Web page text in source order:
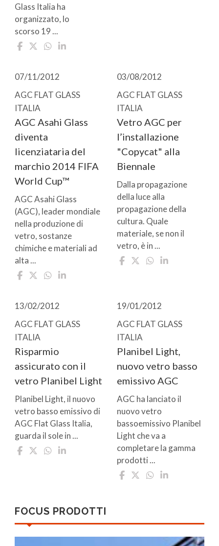
Glass Italia ha
organizzato, lo
scorso 19 ...
07/11/2012
AGC FLAT GLASS
ITALIA
AGC Asahi Glass
diventa
licenziataria del
marchio 2014 FIFA
World Cup™
AGC Asahi Glass
(AGC), leader mondiale
nella produzione di
vetro, sostanze
chimiche e materiali ad
alta ...
03/08/2012
AGC FLAT GLASS
ITALIA
Vetro AGC per
l’installazione
"Copycat" alla
Biennale
Dalla propagazione
della luce alla
propagazione della
cultura. Quale
materiale, se non il
vetro, è in ...
13/02/2012
AGC FLAT GLASS
ITALIA
Risparmio
assicurato con il
vetro Planibel Light
Planibel Light, il nuovo
vetro basso emissivo di
AGC Flat Glass Italia,
guarda il sole in ...
19/01/2012
AGC FLAT GLASS
ITALIA
Planibel Light,
nuovo vetro basso
emissivo AGC
AGC ha lanciato il
nuovo vetro
bassoemissivo Planibel
Light che va a
completare la gamma
prodotti ...
FOCUS PRODOTTI